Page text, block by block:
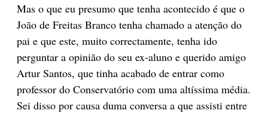
Mas o que eu presumo que tenha acontecido é que o
João de Freitas Branco tenha chamado a atenção do
pai e que este, muito correctamente, tenha ido
perguntar a opinião do seu ex-aluno e querido amigo
Artur Santos, que tinha acabado de entrar como
professor do Conservatório com uma altíssima média.
Sei disso por causa duma conversa a que assisti entre